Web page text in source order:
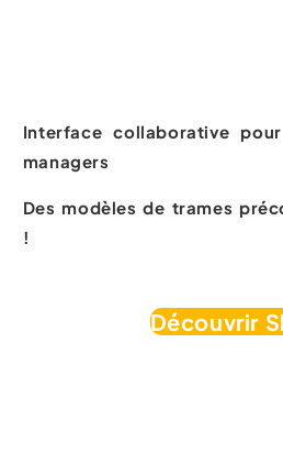
Interface collaborative
managers
Des modèles de trames
!
Découvrir